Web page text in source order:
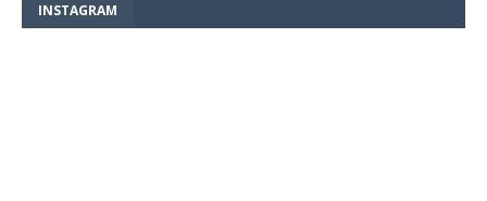
INSTAGRAM